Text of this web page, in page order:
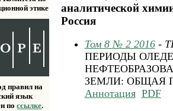
этике
правил на
язык
поссылке.
аналитической
Россия
Том 8 № 2 2016-
ПЕРИОДЫ
ЗЕМЛИ: ОБЩАЯ
Аннотация PDF